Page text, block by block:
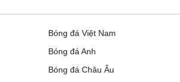
Bóng đá Việt Nam
Bóng đá Anh
Bóng đá Châu Âu